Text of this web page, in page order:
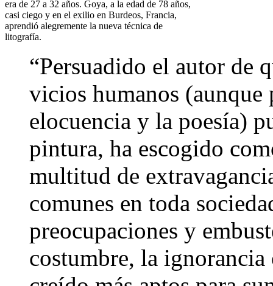
era de 27 a 32 años. Goya, a la edad de 78 años,
casi ciego y en el exilio en Burdeos, Francia,
aprendió alegremente la nueva técnica de
litografía.
“Persuadido el autor de
vicios humanos (aunque
elocuencia y la poesía)
pintura, ha escogido
multitud de
comunes en toda
preocupaciones y
costumbre, la